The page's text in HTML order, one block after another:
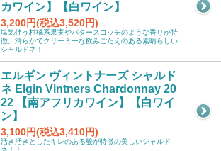
カワイン】【白ワイン】
3,200円(税込3,520円)
塩気伴う柑橘系果実やバタースコッチのような香りが特
徴。滑らかでクリーミーな飲みごたえのある素晴らしい
シャルドネ！
エルギン ヴィントナーズ シャルド
ネ Elgin Vintners Chardonnay 20
22 【南アフリカワイン】【白ワイ
ン】
3,100円(税込3,410円)
活き活きとしたキレのある酸が特徴の美しいシャルド